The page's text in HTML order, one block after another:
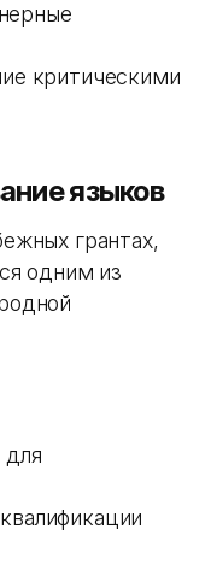
критическими
языков
грантах,
одним из